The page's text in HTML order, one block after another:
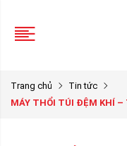
Trang chủ
Tin tức
MÁY THỔI TÚI ĐỆM KHÍ –